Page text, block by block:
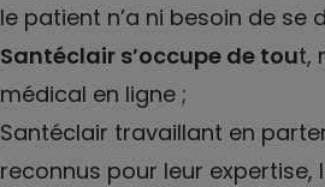
le patient n’a ni besoin de
Santéclair s’occupe de tout,
médical en ligne ;
Santéclair travaillant en
reconnus pour leur expertise,